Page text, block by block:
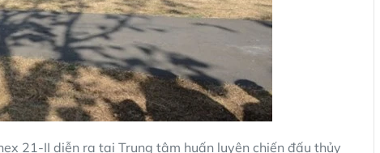
21-II diễn ra tại Trung tâm huấn luyện chiến đấu thủy